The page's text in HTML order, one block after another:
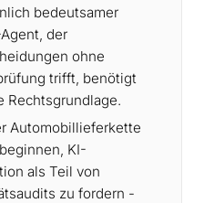
bedeutsamer
der
ohne
trifft, benötigt
Rechtsgrundlage.
Automobillieferkette
KI-
als Teil von
zu fordern -